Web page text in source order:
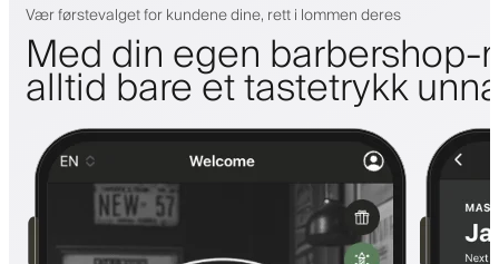
Vær førstevalget for kundene dine, rett i lommen deres
Med din egen
alltid bare et tastetrykk